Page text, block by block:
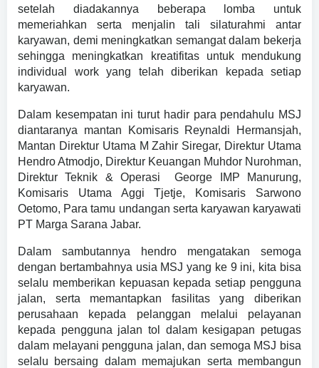
setelah diadakannya beberapa lomba untuk
memeriahkan serta menjalin tali silaturahmi antar
karyawan, demi meningkatkan semangat dalam bekerja
sehingga meningkatkan kreatifitas untuk mendukung
individual work yang telah diberikan kepada setiap
karyawan.
Dalam kesempatan ini turut hadir para pendahulu MSJ
diantaranya mantan Komisaris Reynaldi Hermansjah,
Mantan Direktur Utama M Zahir Siregar, Direktur Utama
Hendro Atmodjo, Direktur Keuangan Muhdor Nurohman,
Direktur Teknik & Operasi George IMP Manurung,
Komisaris Utama Aggi Tjetje, Komisaris Sarwono
Oetomo, Para tamu undangan serta karyawan karyawati
PT Marga Sarana Jabar.
Dalam sambutannya hendro mengatakan semoga
dengan bertambahnya usia MSJ yang ke 9 ini, kita bisa
selalu memberikan kepuasan kepada setiap pengguna
jalan, serta memantapkan fasilitas yang diberikan
perusahaan kepada pelanggan melalui pelayanan
kepada pengguna jalan tol dalam kesigapan petugas
dalam melayani pengguna jalan, dan semoga MSJ bisa
selalu bersaing dalam memajukan serta membangun